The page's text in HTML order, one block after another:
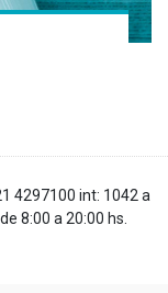
4297100 int: 1042 a
8:00 a 20:00 hs.